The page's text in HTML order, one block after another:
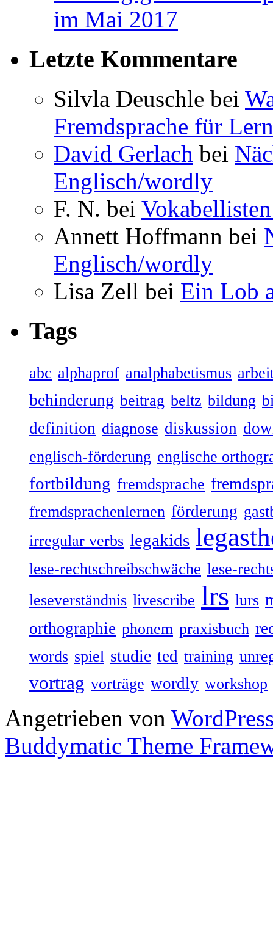
im Mai 2017
Letzte Kommentare
Silvla Deuschle bei
Fremdsprache für
David Gerlach bei
Englisch/wordly
F. N. bei
Annett Hoffmann bei
Englisch/wordly
Lisa Zell bei Ein Lob
Tags
abc alphaprof analphabetismus
behinderung beitrag beltz bildung
definition diagnose diskussion
englisch-förderung englische
fortbildung fremdsprache
fremdsprachenlernen förderung
irregular verbs legakids
lese-rechtschreibschwäche lese-
leseverständnis livescribe lrs lurs
orthographie phonem praxisbuch
words spiel studie ted training
vortrag vorträge wordly workshop
Angetrieben von
Buddymatic Theme